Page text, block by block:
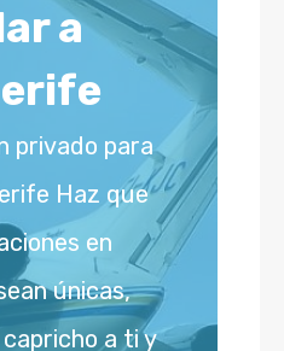
a
privado para
Haz que
en
únicas,
a ti y